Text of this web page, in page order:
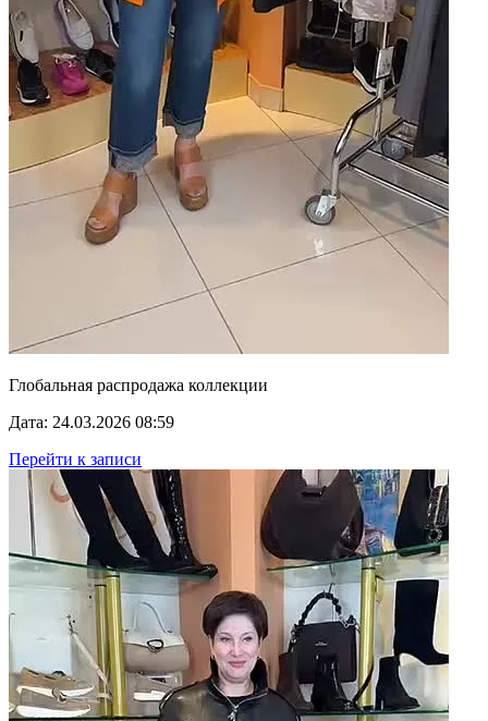
Глобальная распродажа коллекции
Дата: 24.03.2026 08:59
Перейти к записи